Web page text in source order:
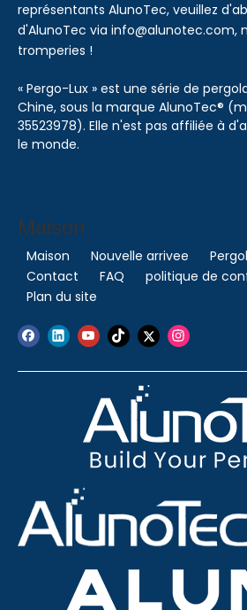
représentants AlunoTec, veuillez
d'AlunoTec via info@alunotec.com,
tromperies !
« Pergo-Lux » est une série de
Chine, sous la marque AlunoTec®
35523978). Elle n'est pas affiliée à
le monde.
Maison
Maison Nouvelle arrivee
Contact
FAQ
politique de
Plan du site